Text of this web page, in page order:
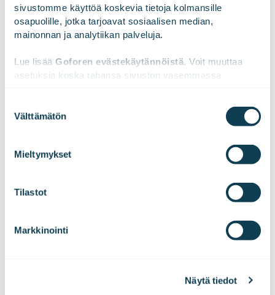
sivustomme käyttöä koskevia tietoja kolmansille
osapuolille, jotka tarjoavat sosiaalisen median,
mainonnan ja analytiikan palveluja.
Lue lisää Goforen evästekäytännöistä . Voit muuttaa
asetuksia koska tahansa sivuston vasemmassa
valinta
Välttämätön
Mieltymykset
Tilastot
Markkinointi
Näytä tiedot
kuin huomisen digitaalisesta yhteiskunnasta.